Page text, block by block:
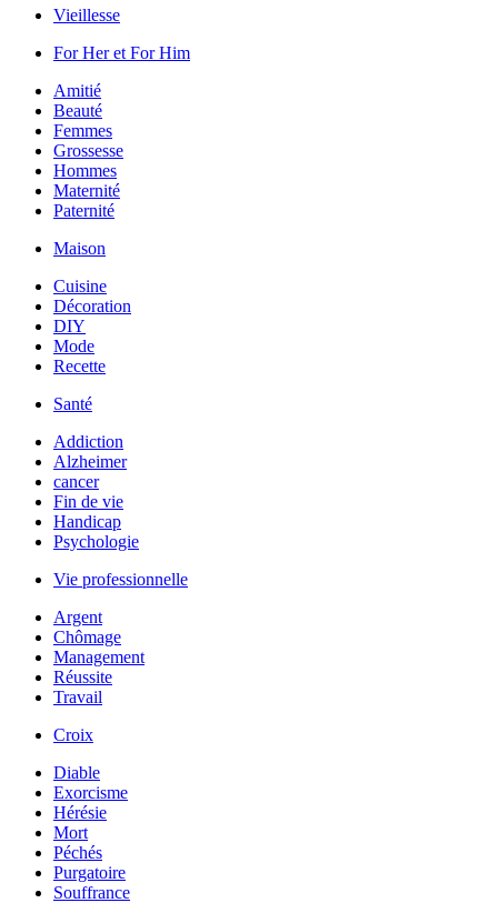
Vieillesse
For Her et For Him
Amitié
Beauté
Femmes
Grossesse
Hommes
Maternité
Paternité
Maison
Cuisine
Décoration
DIY
Mode
Recette
Santé
Addiction
Alzheimer
cancer
Fin de vie
Handicap
Psychologie
Vie professionnelle
Argent
Chômage
Management
Réussite
Travail
Croix
Diable
Exorcisme
Hérésie
Mort
Péchés
Purgatoire
Souffrance